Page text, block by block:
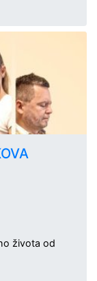
života od